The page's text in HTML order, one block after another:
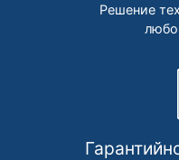
Решение